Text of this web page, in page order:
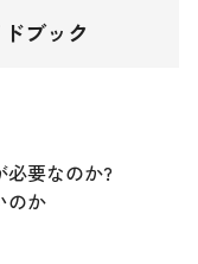
ブック
要なのか?
のか